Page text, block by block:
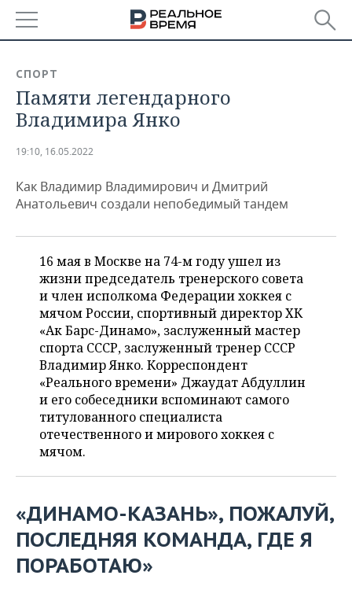
БАШКОРТОСТАН
ТАТАРСТАН
НОВОСТИ
АНАЛИТИКА
ДЕКЛАРАЦИИ О ДОХОДАХ
КОРОЛИ ГОСЗАКАЗА ПФО
ВУЗЫ ТАТАРСТАНА
КОМУ ПРИНАДЛЕЖАТ
ТОРГОВЫЕ ЦЕНТРЫ
ТАТАРСТАНА
НОВОСТИ ЭКОНОМИКИ
ФИНАНСЫ
БАНКИ
БЮДЖЕТ
ИНВЕСТИЦИИ
ПРОМЫШЛЕННОСТЬ
НОВОСТИ
АГРОПРОМ
МАШИНОСТРОЕНИЕ
НЕФТЕХИМИЯ
НЕФТЬ
ОПК
НЕДВИЖИМОСТЬ
НОВОСТИ НЕДВИЖИМОСТИ
АВТО
НОВОСТИ АВТО
БИЗНЕС
НОВОСТИ БИЗНЕСА
РОЗНИЧНАЯ ТОРГОВЛЯ
ТРАНСПОРТ
УСЛУГИ
ТЕХНОЛОГИИ
НОВОСТИ ТЕХНОЛОГИЙ
МЕДИА
МЕРОПРИЯТИЯ
НОВОСТИ МЕРОПРИЯТИЙ
ВЫЕЗДНАЯ РЕДАКЦИЯ
ONLINE-КОНФЕРЕНЦИИ
ОТКРЫТАЯ ЛЕКЦИЯ
СПОРТ
НОВОСТИ СПОРТА
ХОККЕЙ
БАСКЕТБОЛ
ОБЩЕСТВО
ВЛАСТЬ
ИНФРАСТРУКТУРА
СЮЖЕТЫ
СПРАВОЧНИК
СПОРТ
Памяти легендарного
Владимира Янко
19:10, 16.05.2022
Как Владимир Владимирович и Дмитрий
Анатольевич создали непобедимый тандем
16 мая в Москве на 74-м году ушел из
жизни председатель тренерского совета
и член исполкома Федерации хоккея с
мячом России, спортивный директор ХК
«Ак Барс-Динамо», заслуженный мастер
спорта СССР, заслуженный тренер СССР
Владимир Янко. Корреспондент
«Реального времени» Джаудат Абдуллин
и его собеседники вспоминают самого
титулованного специалиста
отечественного и мирового хоккея с
мячом.
«ДИНАМО-КАЗАНЬ», ПОЖАЛУЙ,
ПОСЛЕДНЯЯ КОМАНДА, ГДЕ Я
ПОРАБОТАЮ»